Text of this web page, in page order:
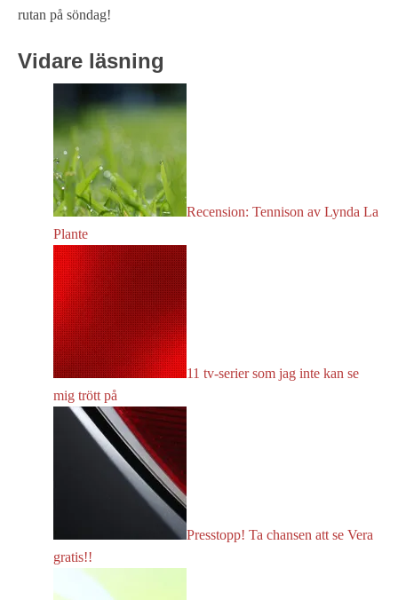
rutan på söndag!
Vidare läsning
Recension: Tennison av Lynda La
Plante
11 tv-serier som jag inte kan se
mig trött på
Presstopp! Ta chansen att se Vera
gratis!!